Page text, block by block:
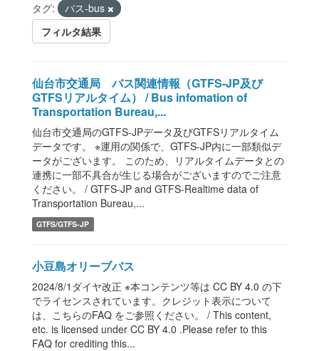
タグ:
バス-bus
フィルタ結果
仙台市交通局 バス関連情報（GTFS-JP及び
GTFSリアルタイム） / Bus infomation of
Transportation Bureau,...
仙台市交通局のGTFS-JPデータ及びGTFSリアルタイム
データです。 ※運用の関係で、GTFS-JP内に一部類似デ
ータがございます。 このため、リアルタイムデータとの
連携に一部不具合が生じる場合がございますのでご注意
ください。 / GTFS-JP and GTFS-Realtime data of
Transportation Bureau,...
GTFS/GTFS-JP
小豆島オリーブバス
2024/8/1ダイヤ改正 ※本コンテンツ等は CC BY 4.0 の下
でライセンスされています。クレジット表示について
は、こちらのFAQ をご参照ください。 / This content,
etc. is licensed under CC BY 4.0 .Please refer to this
FAQ for crediting this...